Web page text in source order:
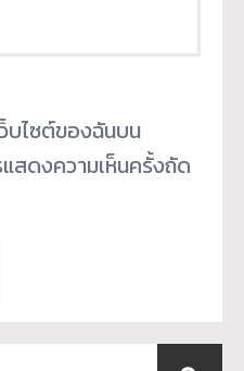
บไซต์ของฉันบน
แสดงความเห็นครั้งถัด